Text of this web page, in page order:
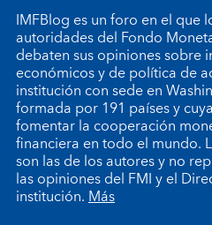
IMFBlog es un foro en el que
autoridades del Fondo
debaten sus opiniones sobre
económicos y de política de
institución con sede en
formada por 191 países y
fomentar la cooperación
financiera en todo el mundo.
son las de los autores y no
las opiniones del FMI y el
institución.Más